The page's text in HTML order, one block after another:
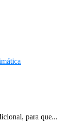
para que...